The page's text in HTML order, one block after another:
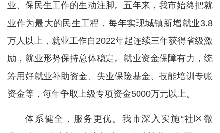
业、保民生工作的生动注脚。五年来，我市始终把就
业作为最大的民生工程，每年实现城镇新增就业3.8
万人以上，就业工作自2022年起连续三年获得省级激
励，就业形势保持总体稳定。就业资金保障有力，统
筹用好就业补助资金、失业保险基金、技能培训专账
资金等，每年争取上级专项资金5000万元以上。
体系健全，服务更优。我市深入实施“社区微